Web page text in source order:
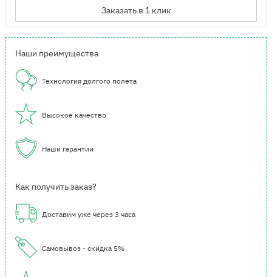
Заказать в 1 клик
Наши преимущества
Технология долгого полета
Высокое качество
Наши гарантии
Как получить заказ?
Доставим уже через 3 часа
Самовывоз - скидка 5%